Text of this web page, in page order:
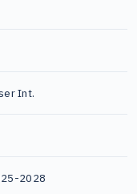
Int.
2028